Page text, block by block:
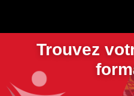
Trouvez